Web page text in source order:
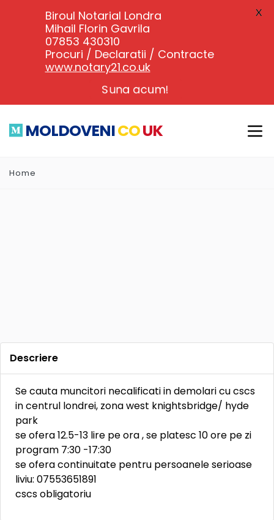
MOLDOVENICOUK
Home
Descriere
Se cauta muncitori necalificati in demolari cu cscs
in centrul londrei, zona west knightsbridge/ hyde
park
se ofera 12.5-13 lire pe ora , se platesc 10 ore pe zi
program 7:30 -17:30
se ofera continuitate pentru persoanele serioase
liviu: 07553651891
cscs obligatoriu
Biroul Notarial Londra
Mihail Florin Gavrila
07853 430310
Procuri / Declaratii / Contracte
www.notary21.co.uk
Suna acum!
X